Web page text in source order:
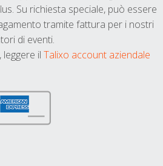
Su richiesta speciale, può essere
tramite fattura per i nostri
di eventi.
il Talixo account aziendale